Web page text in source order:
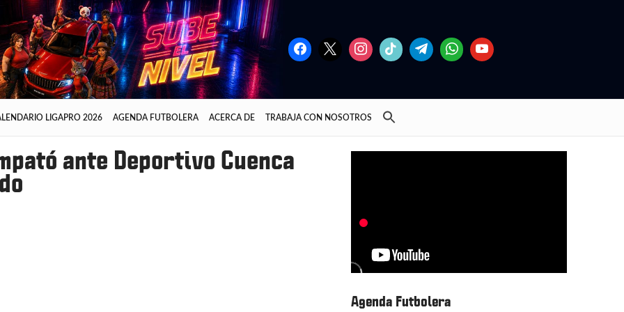
LIGAPRO 2026 AGENDA FUTBOLERA ACERCA DE TRABAJA CON NOSOTROS
ante Deportivo Cuenca
Agenda Futbolera